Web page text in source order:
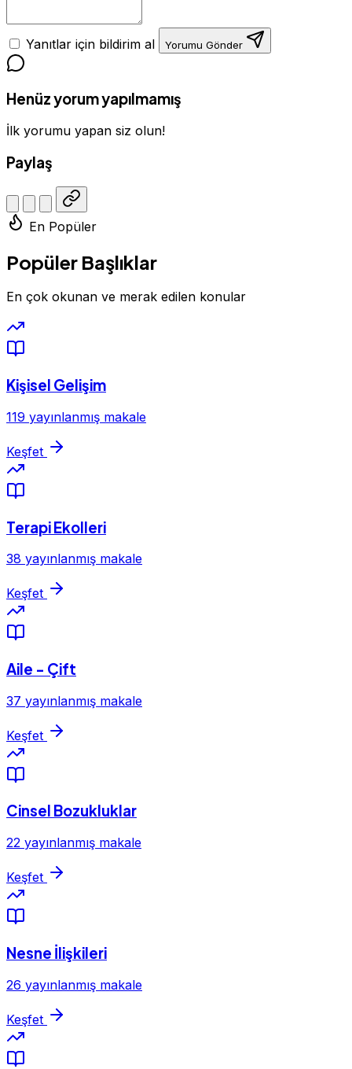
Yanıtlar için bildirim al Yorumu Gönder
Henüz yorum yapılmamış
İlk yorumu yapan siz olun!
Paylaş
En Popüler
Popüler Başlıklar
En çok okunan ve merak edilen konular
Kişisel Gelişim
119 yayınlanmış makale
Keşfet
Terapi Ekolleri
38 yayınlanmış makale
Keşfet
Aile - Çift
37 yayınlanmış makale
Keşfet
Cinsel Bozukluklar
22 yayınlanmış makale
Keşfet
Nesne İlişkileri
26 yayınlanmış makale
Keşfet